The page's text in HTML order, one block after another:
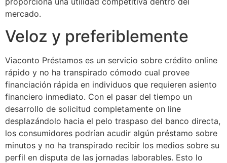
mercado.
Veloz y preferiblemente
Viaconto Préstamos es un servicio sobre crédito online
rápido y no ha transpirado cómodo cual provee
financiación rápida en individuos que requieren asiento
financiero inmediato. Con el pasar del tiempo un
desarrollo de solicitud completamente on line
desplazándolo hacia el pelo traspaso del banco directa,
los consumidores podrían acudir algún préstamo sobre
minutos y no ha transpirado recibir los medios sobre su
perfil en disputa de las jornadas laborables. Esto lo